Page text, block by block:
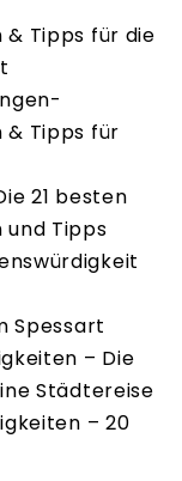
& Tipps für die
& Tipps für
21 besten
und Tipps
Spessart
– Die
Städtereise
– 20